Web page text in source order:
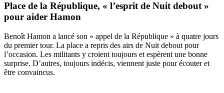
Place de la République, « l’esprit de Nuit debout »
pour aider Hamon
Benoît Hamon a lancé son « appel de la République » à quatre jours
du premier tour. La place a repris des airs de Nuit debout pour
l’occasion. Les militants y croient toujours et espèrent une bonne
surprise. D’autres, toujours indécis, viennent juste pour écouter et
être convaincus.